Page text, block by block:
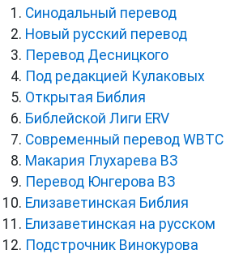
Синодальный перевод
Новый русский перевод
Перевод Десницкого
Под редакцией Кулаковых
Открытая Библия
Библейской Лиги ERV
Cовременный перевод WBTC
Макария Глухарева ВЗ
Перевод Юнгерова ВЗ
Елизаветинская Библия
Елизаветинская на русском
Подстрочник Винокурова